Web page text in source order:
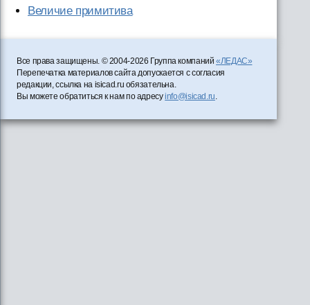
Величие примитива
Все права защищены. © 2004-2026 Группа компаний«ЛЕДАС»
Перепечатка материалов сайта допускается с согласия
редакции, ссылка на isicad.ru обязательна.
Вы можете обратиться к нам по адресуinfo@isicad.ru